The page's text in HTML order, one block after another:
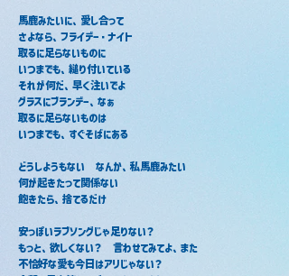
馬鹿みたいに、愛し合って
さよなら、フライデー・ナイト
取るに足らないものに
いつまでも、縋り付いている
それが何だ、早く注いでよ
グラスにブランデー、なぁ
取るに足らないものは
いつまでも、すぐそばにある
どうしようもない　なんか、私馬鹿みたい
何が起きたって関係ない
飽きたら、捨てるだけ
安っぽいラブソングじゃ足りない？
もっと、欲しくない？　言わせてみてよ、また
不恰好な愛も今日はアリじゃない？